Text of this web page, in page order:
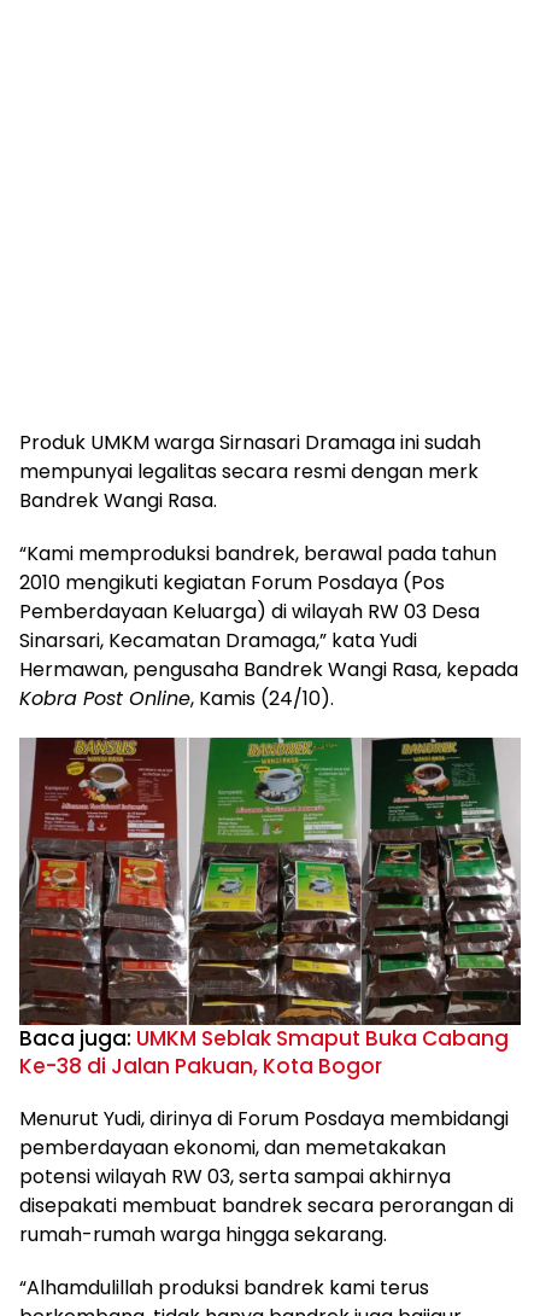
Produk UMKM warga Sirnasari Dramaga ini sudah
mempunyai legalitas secara resmi dengan merk
Bandrek Wangi Rasa.
“Kami memproduksi bandrek, berawal pada tahun
2010 mengikuti kegiatan Forum Posdaya (Pos
Pemberdayaan Keluarga) di wilayah RW 03 Desa
Sinarsari, Kecamatan Dramaga,” kata Yudi
Hermawan, pengusaha Bandrek Wangi Rasa, kepada
Kobra Post Online, Kamis (24/10).
Baca juga: UMKM Seblak Smaput Buka Cabang
Ke-38 di Jalan Pakuan, Kota Bogor
Menurut Yudi, dirinya di Forum Posdaya membidangi
pemberdayaan ekonomi, dan memetakakan
potensi wilayah RW 03, serta sampai akhirnya
disepakati membuat bandrek secara perorangan di
rumah-rumah warga hingga sekarang.
“Alhamdulillah produksi bandrek kami terus